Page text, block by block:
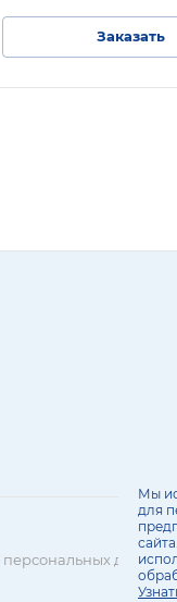
Заказать
данных
Мы
для